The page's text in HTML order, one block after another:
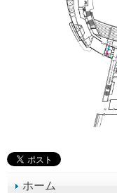
ホーム